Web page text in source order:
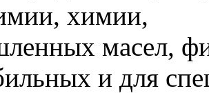
химии,
масел,
и для